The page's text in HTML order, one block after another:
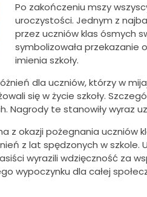
Po zakończeniu mszy
uroczystości. Jednym z
przez uczniów klas ósmych
symbolizowała przekazanie
imienia szkoły.
dla uczniów, którzy w
się w życie szkoły.
Nagrody te stanowiły wyraz
okazji pożegnania uczniów
z lat spędzonych w szkole.
wyrazili wdzięczność za
wypoczynku dla całej